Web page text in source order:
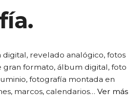
revelado analógico, fotos
gran formato, álbum digital, foto
fotografía montada en
marcos, calendarios… Ver más